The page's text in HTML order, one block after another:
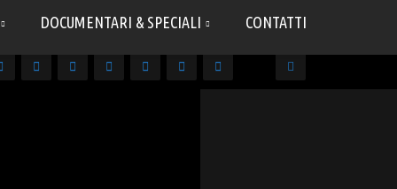
DOCUMENTARI & SPECIALI CONTATTI